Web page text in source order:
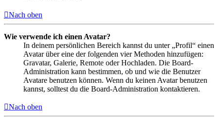
Nach oben
Wie verwende ich einen Avatar?
In deinem persönlichen Bereich kannst du unter „Profil“ einen
Avatar über eine der folgenden vier Methoden hinzufügen:
Gravatar, Galerie, Remote oder Hochladen. Die Board-
Administration kann bestimmen, ob und wie die Benutzer
Avatare benutzen können. Wenn du keinen Avatar benutzen
kannst, solltest du die Board-Administration kontaktieren.
Nach oben